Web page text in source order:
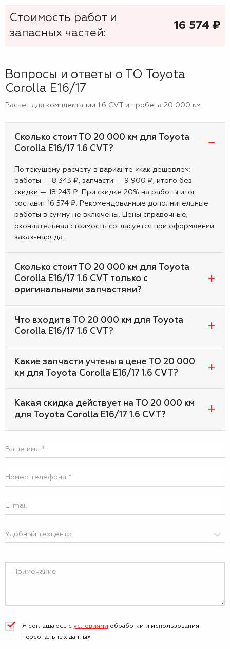
Стоимость работ и
запасных частей:
16 574 ₷
Вопросы и ответы о ТО Toyota
Corolla E16/17
Расчет для комплектации 1.6 CVT и пробега 20 000 км.
Сколько стоит ТО 20 000 км для Toyota
Corolla E16/17 1.6 CVT?
По текущему расчету в варианте «как дешевле»:
работы — 8 343 ₽, запчасти — 9 900 ₽, итого без
скидки — 18 243 ₽. При скидке 20% на работы итог
составит 16 574 ₽. Рекомендованные дополнительные
работы в сумму не включены. Цены справочные;
окончательная стоимость согласуется при оформлении
заказ-наряда.
Сколько стоит ТО 20 000 км для Toyota
Corolla E16/17 1.6 CVT только с
оригинальными запчастями?
Что входит в ТО 20 000 км для Toyota
Corolla E16/17 1.6 CVT?
Какие запчасти учтены в цене ТО 20 000
км для Toyota Corolla E16/17 1.6 CVT?
Какая скидка действует на ТО 20 000 км
для Toyota Corolla E16/17 1.6 CVT?
Я соглашаюсь с условиями обработки и использования
персональных данных